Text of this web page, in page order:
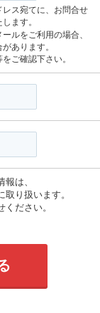
ス宛てに、お問合せ
ます。
ルをご利用の場合、
あります。
ご確認下さい。
は、
取り扱います。
ださい。